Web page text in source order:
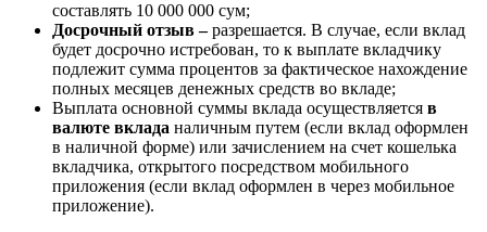
составлять 10 000 000 сум;
Досрочный отзыв –разрешается. В случае, если вклад
будет досрочно истребован, то к выплате вкладчику
подлежит сумма процентов за фактическое нахождение
полных месяцев денежных средств во вкладе;
Выплата основной суммы вклада осуществляется в
валюте вклада наличным путем (если вклад оформлен
в наличной форме) или зачислением на счет кошелька
вкладчика, открытого посредством мобильного
приложения (если вклад оформлен в через мобильное
приложение).